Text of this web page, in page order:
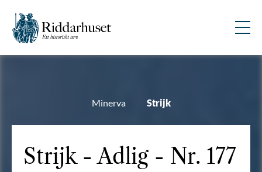
Minerva Strijk
Strijk - Adlig - Nr. 177